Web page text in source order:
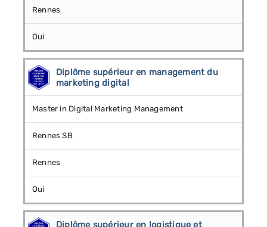
Rennes
Oui
Diplôme supérieur en management du
marketing digital
Master in Digital Marketing Management
Rennes SB
Rennes
Oui
Diplôme supérieur en logistique et